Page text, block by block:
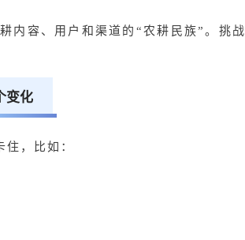
内容、用户和渠道的“农耕民族”。挑战
变化
，比如：